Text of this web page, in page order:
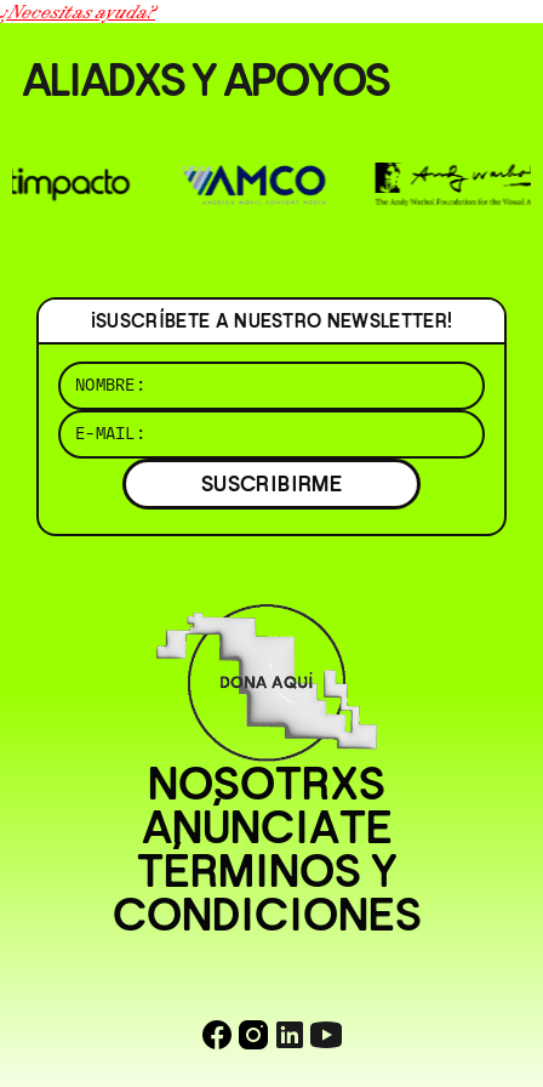
¿Necesitas ayuda?
ALIADXS Y APOYOS
¡SUSCRÍBETE A NUESTRO NEWSLETTER!
SUSCRIBIRME
NOSOTRXS
ANÚNCIATE
TÉRMINOS Y
CONDICIONES